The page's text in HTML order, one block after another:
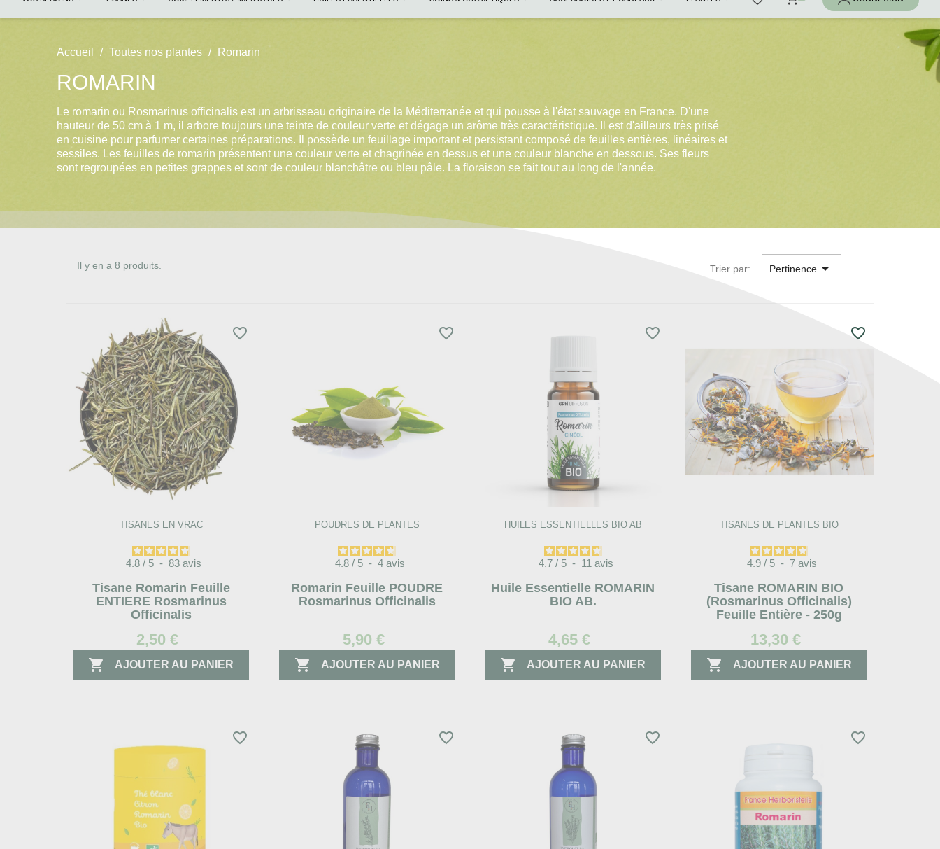
Accueil Toutes nos plantes Romarin
ROMARIN
Le romarin ou Rosmarinus officinalis est un arbrisseau originaire de la Méditerranée et qui pousse à l'état sauvage en France. D'une
hauteur de 50 cm à 1 m, il arbore toujours une teinte de couleur verte et dégage un arôme très caractéristique. Il est d'ailleurs très prisé
en cuisine pour parfumer certaines préparations. Il possède un feuillage important et persistant composé de feuilles entières, linéaires et
sessiles. Les feuilles de romarin présentent une couleur verte et chagrinée en dessus et une couleur blanche en dessous. Ses fleurs
sont regroupées en petites grappes et sont de couleur blanchâtre ou bleu pâle. La floraison se fait tout au long de l'année.
Il y en a 8 produits. Trier par: Pertinence 
TISANES EN VRAC
4.8 / 5 - 83avis
Tisane Romarin Feuille
ENTIERE Rosmarinus
Officinalis
2,50 €
 AJOUTER AU PANIER
favorite_border
POUDRES DE PLANTES
4.8 / 5 - 4 avis
Romarin Feuille POUDRE
Rosmarinus Officinalis
5,90 €
 AJOUTER AU PANIER
favorite_border
HUILES ESSENTIELLES BIO AB
4.7 / 5 - 11 avis
Huile Essentielle ROMARIN
BIO AB.
4,65 €
 AJOUTER AU PANIER
favorite_border
TISANES DE PLANTES BIO
4.9 / 5 - 7 avis
Tisane ROMARIN BIO
(Rosmarinus Officinalis)
Feuille Entière - 250g
13,30 €
 AJOUTER AU PANIER
favorite_border
favorite_border favorite_border favorite_border favorite_border